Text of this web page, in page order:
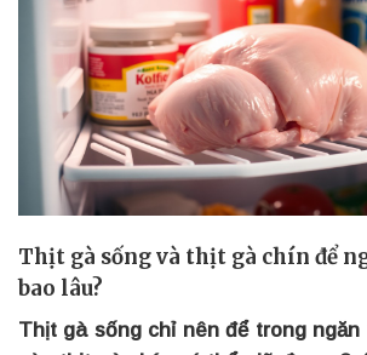
Thịt gà sống và thịt gà chín để
bao lâu?
Thịt gà sống chỉ nên để trong ngăn